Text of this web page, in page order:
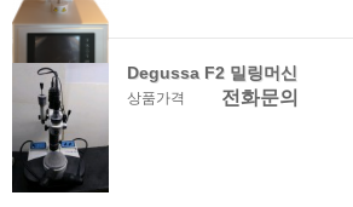
Degussa F2 밀링머신
상품가격 전화문의